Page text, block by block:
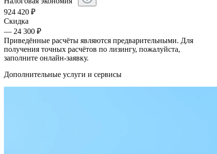
924 420 ₽
Скидка
— 24 300 ₽
Приведённые расчёты являются предварительными. Для
получения точных расчётов по лизингу, пожалуйста,
заполните онлайн-заявку.
Дополнительные услуги и сервисы